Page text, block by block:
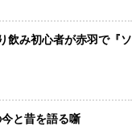
飲み初心者が赤羽で『ソ
と昔を語る噺